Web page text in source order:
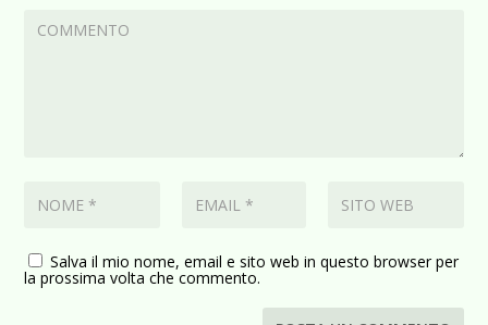
Salva il mio nome, email e sito web in questo browser per
la prossima volta che commento.